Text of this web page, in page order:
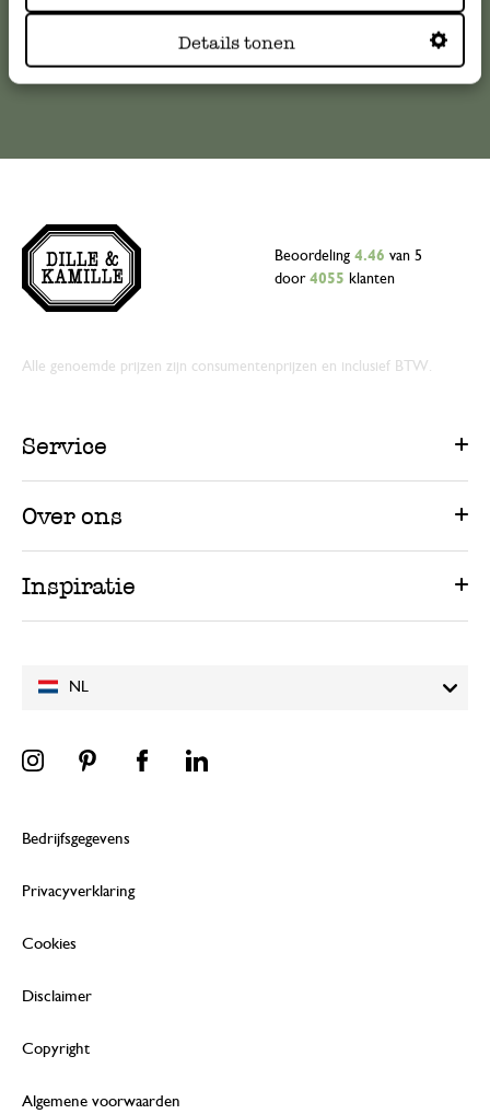
Details tonen
Online Klantenservice
NL
Beoordeling 4.46 van 5
door 4055 klanten
Alle genoemde prijzen zijn consumentenprijzen en inclusief BTW.
Service
Over ons
Inspiratie
Bedrijfsgegevens
Privacyverklaring
Cookies
Disclaimer
Copyright
Algemene voorwaarden